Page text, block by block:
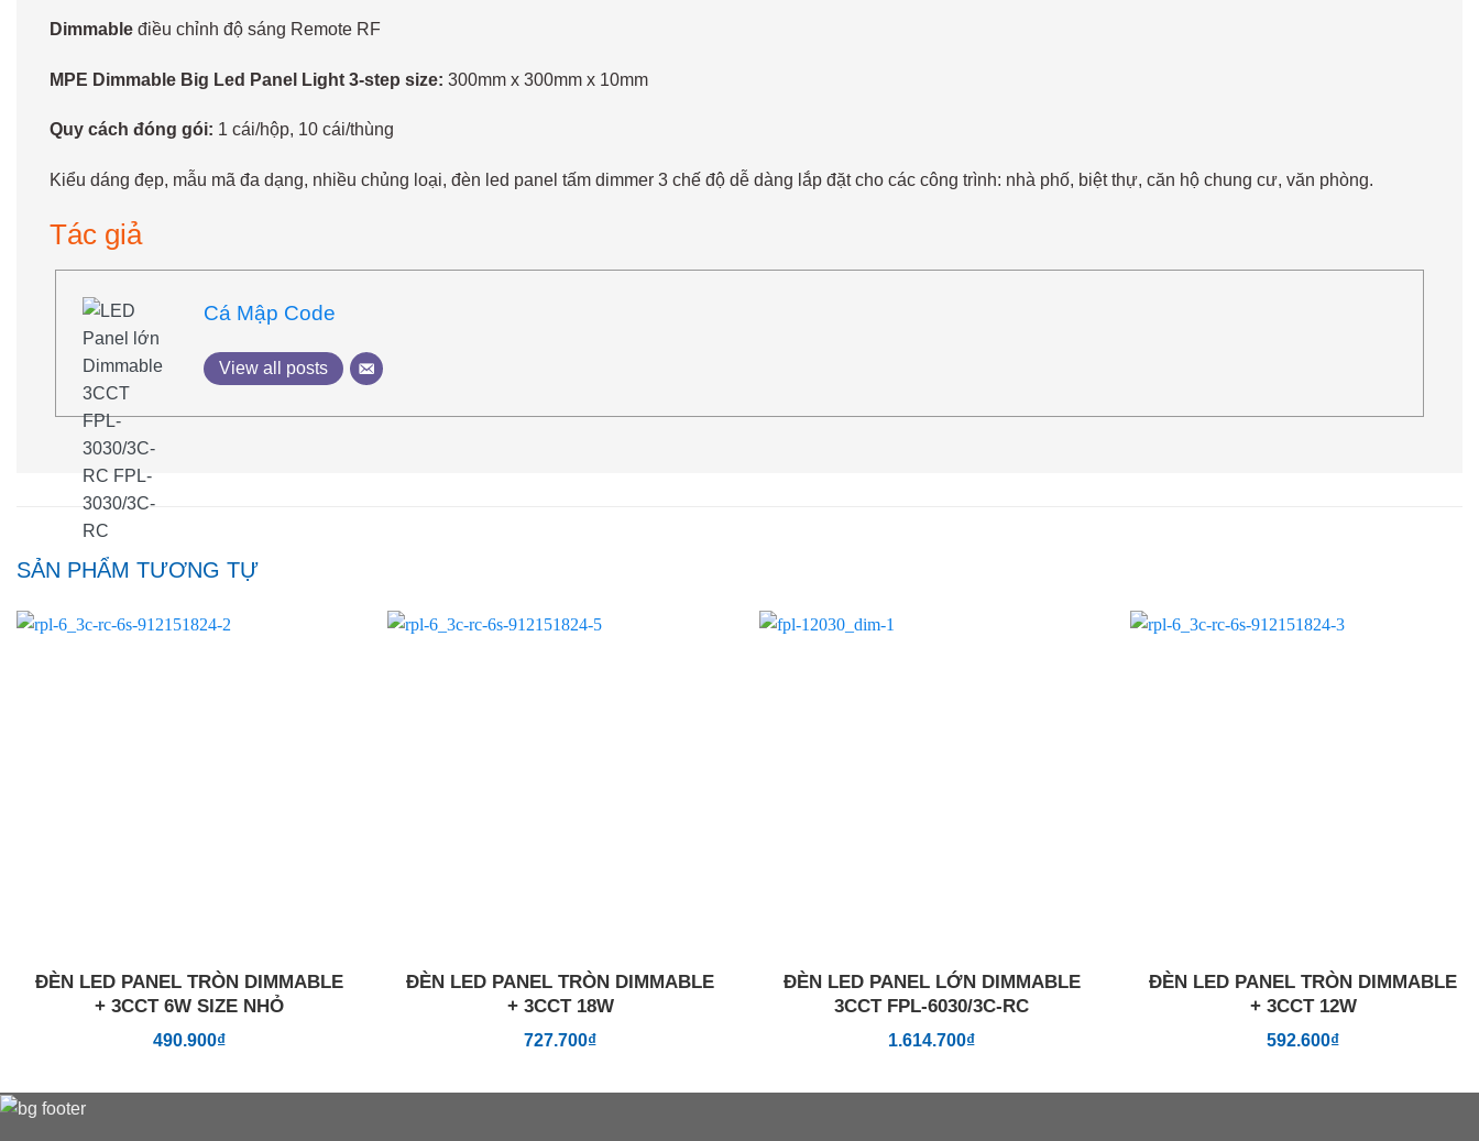
Dimmable điều chỉnh độ sáng Remote RF
MPE Dimmable Big Led Panel Light 3-step size: 300mm x 300mm x 10mm
Quy cách đóng gói: 1 cái/hộp, 10 cái/thùng
Kiểu dáng đẹp, mẫu mã đa dạng, nhiều chủng loại, đèn led panel tấm dimmer 3 chế độ dễ dàng lắp đặt cho các công trình: nhà phố, biệt thự, căn hộ chung cư, văn phòng.
Tác giả
Cá Mập Code
View all posts
SẢN PHẨM TƯƠNG TỰ
ĐÈN LED PANEL TRÒN DIMMABLE
+ 3CCT 6W SIZE NHỎ
490.900₫
ĐÈN LED PANEL TRÒN DIMMABLE
+ 3CCT 18W
727.700₫
ĐÈN LED PANEL LỚN DIMMABLE
3CCT FPL-6030/3C-RC
1.614.700₫
ĐÈN LED PANEL TRÒN DIMMABLE
+ 3CCT 12W
592.600₫